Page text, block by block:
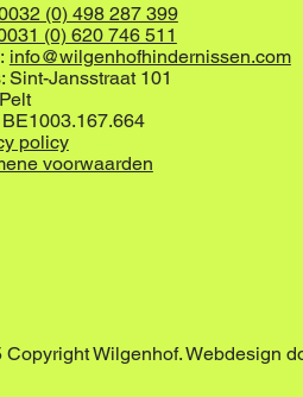
(0) 498 287 399
(0) 620 746 511
info@wilgenhofhindernissen.com
Sint-Jansstraat 101
BE1003.167.664
policy
voorwaarden
Wilgenhof. Webdesign